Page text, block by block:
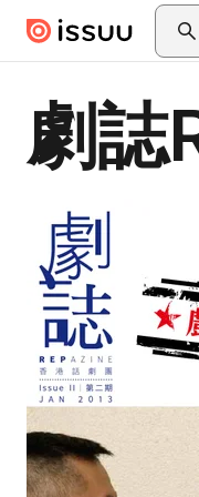
Skip to main content
劇誌